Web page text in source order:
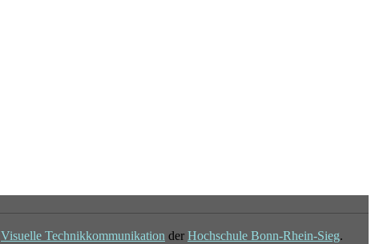
Visuelle Technikkommunikation der Hochschule Bonn-Rhein-Sieg.